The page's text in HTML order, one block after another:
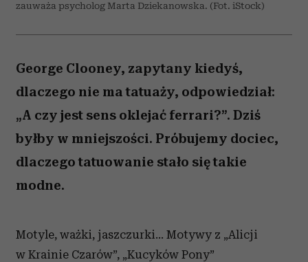
zauważa psycholog Marta Dziekanowska. (Fot. iStock)
George Clooney, zapytany kiedyś,
dlaczego nie ma tatuaży, odpowiedział:
„A czy jest sens oklejać ferrari?”. Dziś
byłby w mniejszości. Próbujemy dociec,
dlaczego tatuowanie stało się takie
modne.
Motyle, ważki, jaszczurki… Motywy z „Alicji
w Krainie Czarów”, „Kucyków Pony”